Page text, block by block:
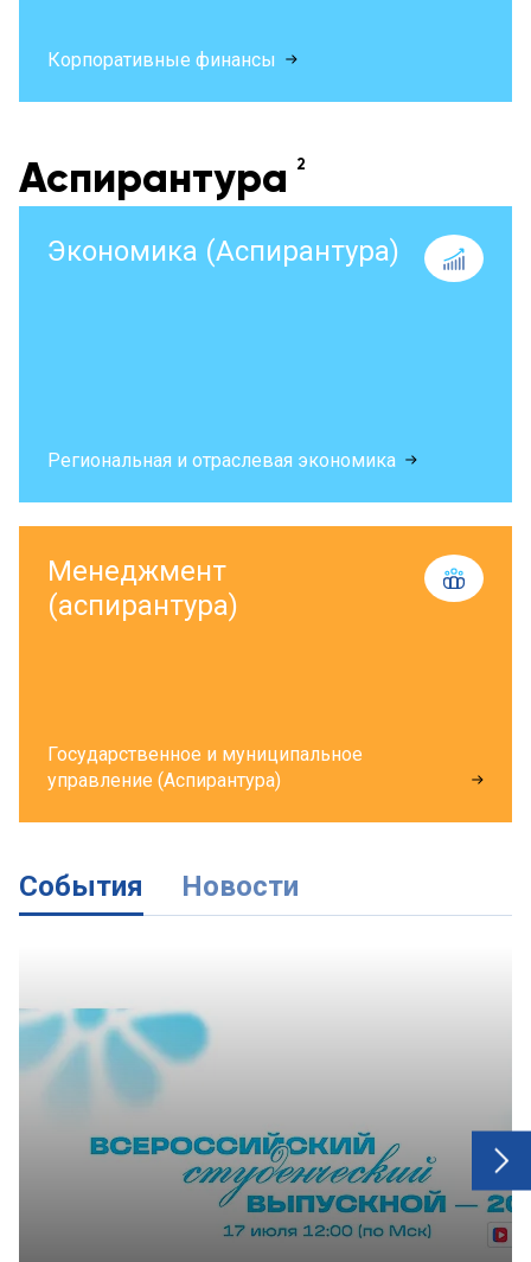
Корпоративные финансы
Аспирантура
Экономика (Аспирантура)
Региональная и отраслевая экономика
Менеджмент
(аспирантура)
Государственное и муниципальное
управление (Аспирантура)
События Новости
next